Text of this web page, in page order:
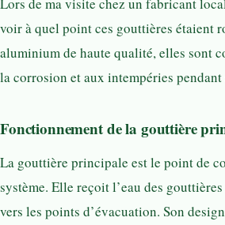
voir à quel point ces gouttières étaient
aluminium de haute qualité, elles sont
la corrosion et aux intempéries pendant
Fonctionnement de la gouttière
La gouttière principale est le point de
système. Elle reçoit l’eau des
vers les points d’évacuation. Son